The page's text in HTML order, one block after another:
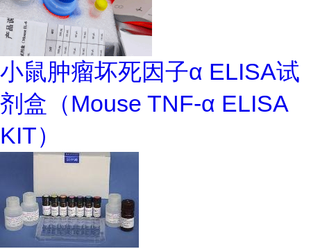
小鼠肿瘤坏死因子α ELISA试
剂盒（Mouse TNF-α ELISA
KIT）